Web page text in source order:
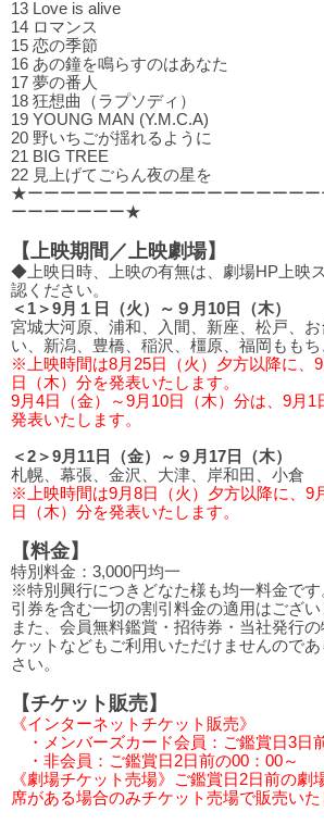
13 Love is alive
14 ロマンス
15 恋の季節
16 あの鐘を鳴らすのはあなた
17 夢の番⼈
18 狂想曲（ラプソディ）
19 YOUNG MAN (Y.M.C.A)
20 野いちごが揺れるように
21 BIG TREE
22 ⾒上げてごらん夜の星を
★ーーーーーーーーーーーーーーーーー
ーーーーーーー★
【上映期間／上映劇場】
◆上映日時、上映の有無は、劇場HP上映
認ください。
＜1＞9月１日（火）～９月10日（木）
宮城大河原、浦和、入間、新座、松戸、
い、新潟、豊橋、稲沢、橿原、福岡ももち
※上映時間は8月25日（火）夕方以降に、
日（木）分を発表いたします。
9月4日（金）～9月10日（木）分は、9月1
発表いたします。
＜2＞9月11日（金）～９月17日（木）
札幌、幕張、金沢、大津、岸和田、小倉
※上映時間は9月8日（火）夕方以降に、9
日（木）分を発表いたします。
【料金】
特別料金：3,000円均一
※特別興行につきどなた様も均一料金です
引券を含む一切の割引料金の適用はござい
また、会員無料鑑賞・招待券・当社発行
ケットなどもご利用いただけませんので
さい。
【チケット販売】
《インターネットチケット販売》
・メンバーズカード会員：ご鑑賞日3日
・非会員：ご鑑賞日2日前の00：00～
《劇場チケット売場》ご鑑賞日2日前の
席がある場合のみチケット売場で販売いた